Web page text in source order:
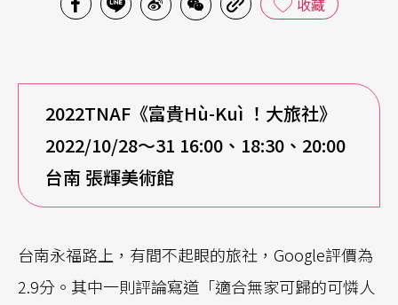
收藏
2022TNAF 《富貴Hù-Kuì ！大旅社》
2022/10/28～31 16:00、18:30、20:00
台南 張輝美術館
台南永福路上，有間不起眼的旅社，Google評價為
2.9分。其中一則評論寫道「適合無家可歸的可憐人